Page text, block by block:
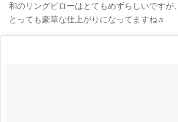
和のリングピローはとてもめずらしいですが、
とっても豪華な仕上がりになってますね♬